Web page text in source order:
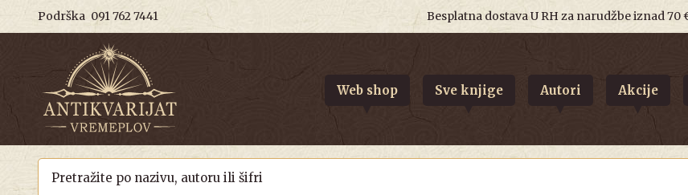
Podrška 091 762 7441 Besplatna dostava U RH za narudžbe iznad 70
Web shop Sve knjige Autori Akcije